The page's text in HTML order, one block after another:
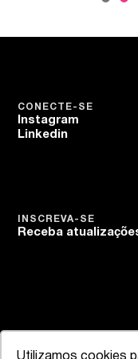
Utilizamos cookies
CONECTE-SE
Instagram
Linkedin
INSCREVA-SE
Receba